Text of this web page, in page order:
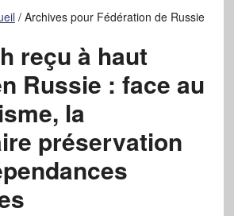
/Archives pour Fédération de Russie
reçu à haut
Russie : face au
la
préservation